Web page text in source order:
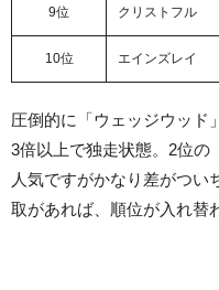
9位 クリストフル
10位 エインズレイ
圧倒的に「ウェッジウッド
3倍以上で独走状態。2位の
人気ですがかなり差がつい
取があれば、順位が入れ替